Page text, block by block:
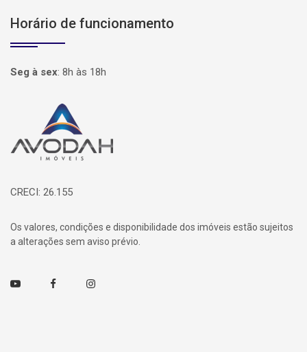
Horário de funcionamento
Seg à sex: 8h às 18h
Página inicial
CRECI: 26.155
Os valores, condições e disponibilidade dos imóveis estão sujeitos
a alterações sem aviso prévio.
Youtube FacebookInstagram